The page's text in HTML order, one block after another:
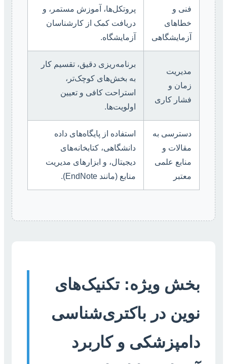
فنی و
خطاهای
آزمایشگاهی
پروتکل‌ها، آموزش مستمر، و
دریافت کمک از کارشناسان
آزمایشگاه.
مدیریت
زمان و
فشار کاری
برنامه‌ریزی دقیق، تقسیم کار
به بخش‌های کوچک‌تر،
استراحت کافی و تعیین
اولویت‌ها.
دسترسی به
مقالات و
منابع علمی
معتبر
استفاده از پایگاه‌های داده
دانشگاهی، کتابخانه‌های
دیجیتال، و ابزارهای مدیریت
منابع (مانند EndNote).
بخش ویژه: تکنیک‌های
نوین در باکتری‌شناسی
دامپزشکی و کاربرد